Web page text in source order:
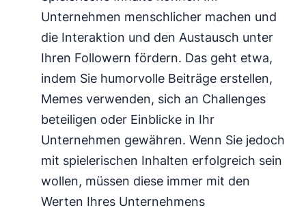
Unternehmen menschlicher machen und
die Interaktion und den Austausch unter
Ihren Followern fördern. Das geht etwa,
indem Sie humorvolle Beiträge erstellen,
Memes verwenden, sich an Challenges
beteiligen oder Einblicke in Ihr
Unternehmen gewähren. Wenn Sie jedoch
mit spielerischen Inhalten erfolgreich sein
wollen, müssen diese immer mit den
Werten Ihres Unternehmens